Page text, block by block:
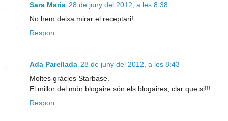
Sara Maria 28 de juny del 2012, a les 8:38
No hem deixa mirar el receptari!
Respon
Ada Parellada 28 de juny del 2012, a les 8:43
Moltes gràcies Starbase.
El millor del món blogaire són els blogaires, clar que si!!!
Respon